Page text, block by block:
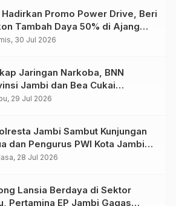
Hadirkan Promo Power Drive, Beri
Tambah Daya 50% di Ajang
2026
30 Jul 2026
Jaringan Narkoba, BNN
Jambi dan Bea Cukai
Sembilan Pelaku beserta
29 Jul 2026
Jambi Sambut Kunjungan
dan Pengurus PWI Kota Jambi
Sinergi dan Kolaborasi
28 Jul 2026
Lansia Berdaya di Sektor
Pertamina EP Jambi Gagas